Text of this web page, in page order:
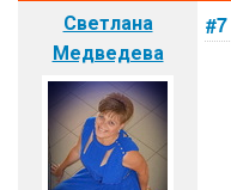
Светлана
Медведева
#7